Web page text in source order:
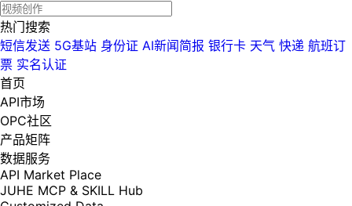
热门搜索
短信发送 5G基站 身份证 AI新闻简报 银行卡 天气 快递 航班订
票 实名认证
首页
API市场
OPC社区
产品矩阵
数据服务
API Market Place
JUHE MCP & SKILL Hub